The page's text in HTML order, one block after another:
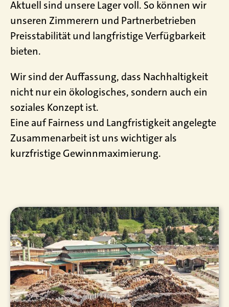
Aktuell sind unsere Lager voll. So können wir
unseren Zimmerern und Partnerbetrieben
Preisstabilität und langfristige Verfügbarkeit
bieten.
Wir sind der Auffassung, dass Nachhaltigkeit
nicht nur ein ökologisches, sondern auch ein
soziales Konzept ist.
Eine auf Fairness und Langfristigkeit angelegte
Zusammenarbeit ist uns wichtiger als
kurzfristige Gewinnmaximierung.